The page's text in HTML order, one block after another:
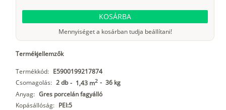
KOSÁRBA
Mennyiséget a kosárban tudja beállítani!
Termékjellemzők
Termékkód: E5900199217874
Csomagolás: 2 db - 1,43 m2 - 36 kg
Anyag: Gres porcelán fagyálló
Kopásállóság: PEI:5